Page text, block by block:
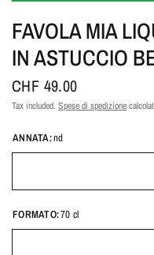
FAVOLA MIA
IN ASTUCCIO
CHF 49.00
Tax included. Spese di spedizione
ANNATA:nd
FORMATO:70 cl